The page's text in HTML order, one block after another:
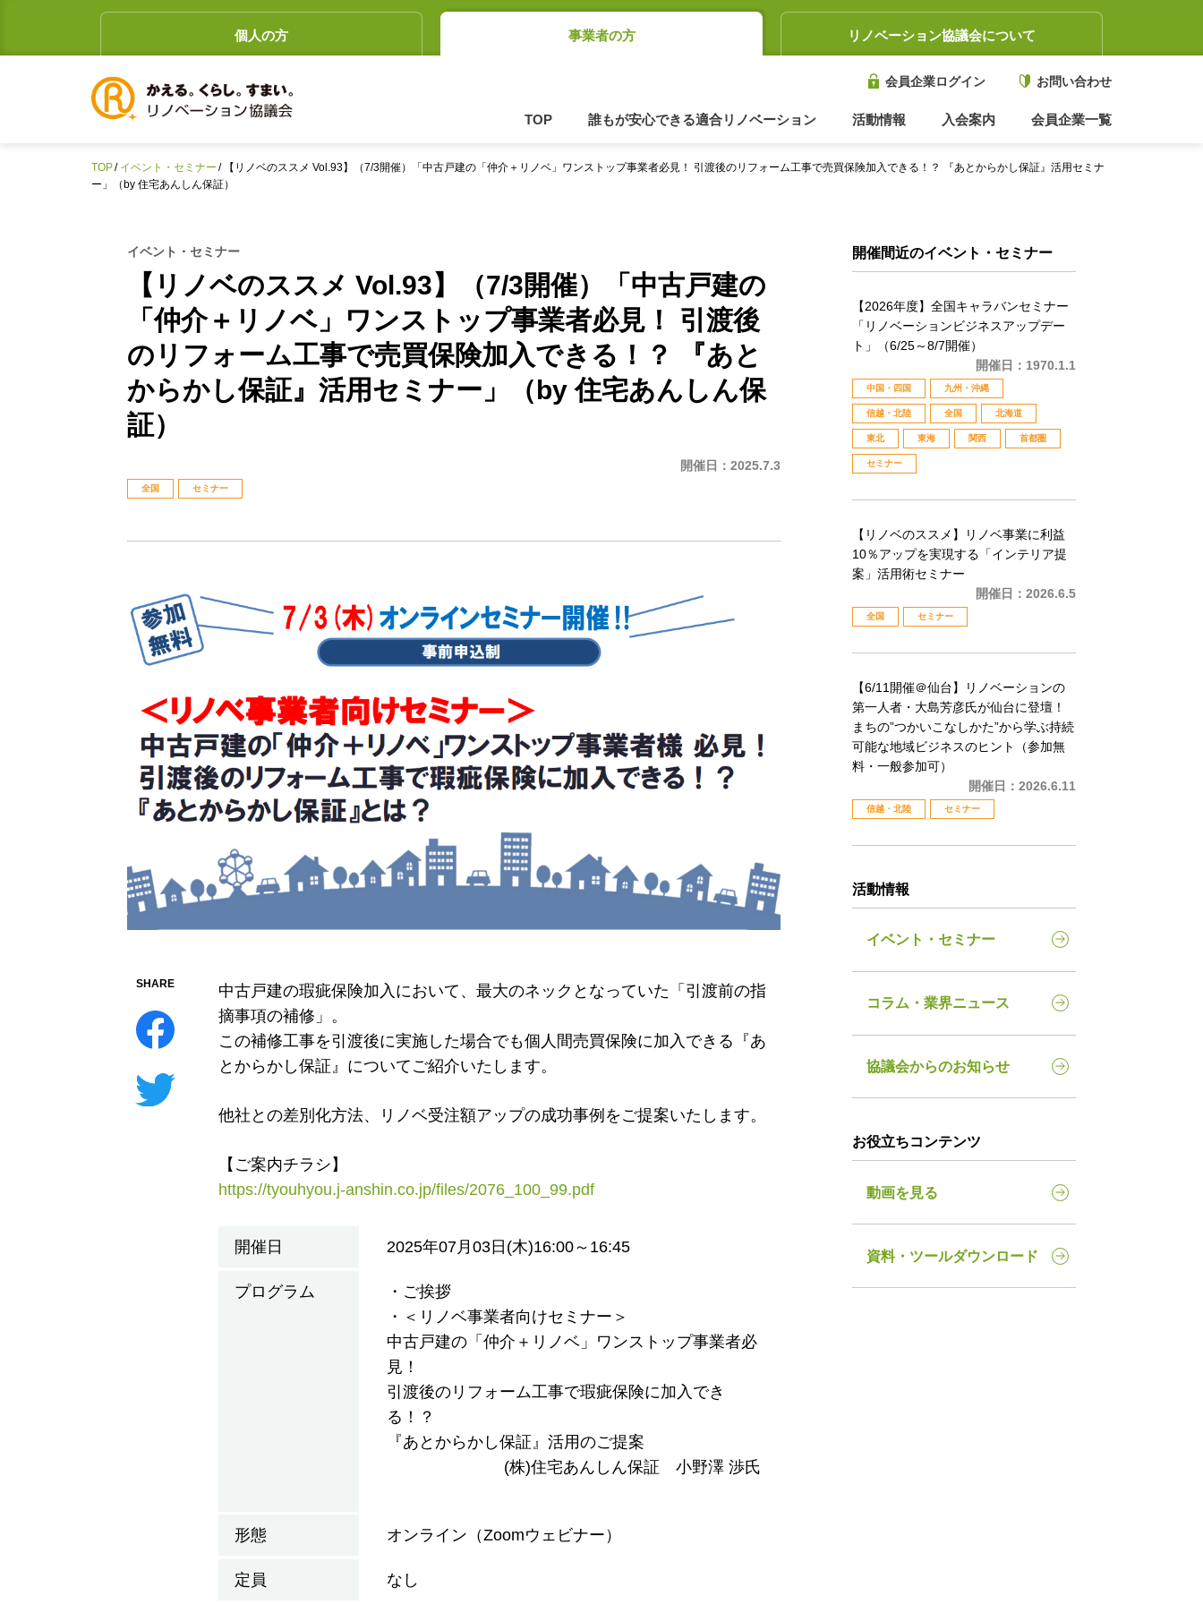
個人の方 事業者の方 リノベーション協議会について
会員企業ログイン お問い合わせ
TOP 誰もが安心できる適合リノベーション 活動情報 入会案内 会員企業一覧
TOP イベント・セミナー
【リノベのススメ Vol.93】（7/3開催）「中古戸建の「仲介＋リノベ」ワンストップ事業者必見！ 引渡後のリフォーム工事で売買保険加入できる！？ 『あとからかし保証』活用セミナ
ー」（by 住宅あんしん保証）
イベント・セミナー
【リノベのススメ Vol.93】（7/3開催）「中古戸建の
「仲介＋リノベ」ワンストップ事業者必見！ 引渡後
のリフォーム工事で売買保険加入できる！？ 『あと
からかし保証』活用セミナー」（by 住宅あんしん保
証）
開催日： 2025.7.3
全国 セミナー
SHARE
中古戸建の瑕疵保険加入において、最大のネックとなっていた「引渡前の指
摘事項の補修」。
この補修工事を引渡後に実施した場合でも個人間売買保険に加入できる『あ
とからかし保証』についてご紹介いたします。
他社との差別化方法、リノベ受注額アップの成功事例をご提案いたします。
【ご案内チラシ】
https://tyouhyou.j-anshin.co.jp/files/2076_100_99.pdf
開催日 2025年07月03日(木)16:00～16:45
プログラム
・ご挨拶
・＜リノベ事業者向けセミナー＞
中古戸建の「仲介＋リノベ」ワンストップ事業者必
見！
引渡後のリフォーム工事で瑕疵保険に加入でき
る！？
『あとからかし保証』活用のご提案
(株)住宅あんしん保証 小野澤 渉氏
形態 オンライン（Zoomウェビナー）
定員 なし
開催間近のイベント・セミナー
【2026年度】全国キャラバンセミナー
「リノベーションビジネスアップデー
ト」（6/25～8/7開催）
開催日： 1970.1.1
中国・四国 九州・沖縄
信越・北陸 全国 北海道
東北 東海 関西 首都圏
セミナー
【リノベのススメ】リノベ事業に利益
10％アップを実現する「インテリア提
案」活用術セミナー
開催日： 2026.6.5
全国 セミナー
【6/11開催＠仙台】リノベーションの
第一人者・大島芳彦氏が仙台に登壇！
まちの”つかいこなしかた”から学ぶ持続
可能な地域ビジネスのヒント（参加無
料・一般参加可）
開催日： 2026.6.11
信越・北陸 セミナー
活動情報
イベント・セミナー
コラム・業界ニュース
協議会からのお知らせ
お役立ちコンテンツ
動画を見る
資料・ツールダウンロード